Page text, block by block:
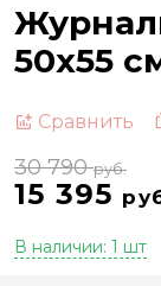
50х55
Сравнить
15 395
30 790руб.
В наличии: 1 шт